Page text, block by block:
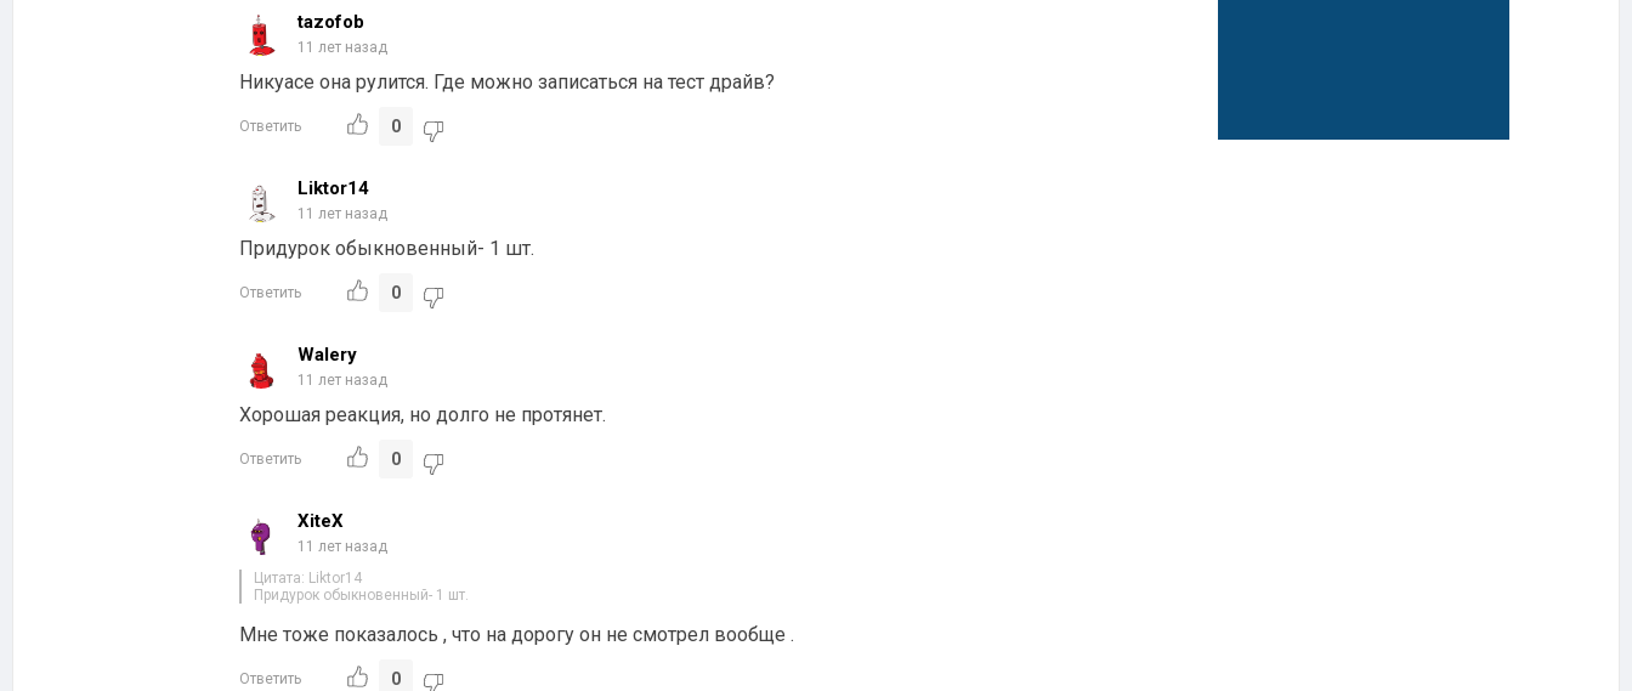
tazofob
11 лет назад
Никуасе она рулится. Где можно записаться на тест драйв?
Ответить 0
Liktor14
11 лет назад
Придурок обыкновенный- 1 шт.
Ответить 0
Walery
11 лет назад
Хорошая реакция, но долго не протянет.
Ответить 0
XiteX
11 лет назад
Цитата: Liktor14
Придурок обыкновенный- 1 шт.
Мне тоже показалось , что на дорогу он не смотрел вообще .
Ответить 0